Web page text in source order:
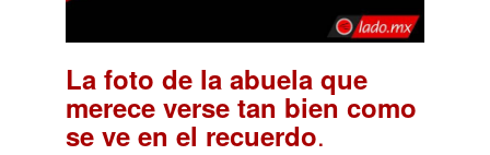
La foto de la abuela que
merece verse tan bien como
se ve en el recuerdo.